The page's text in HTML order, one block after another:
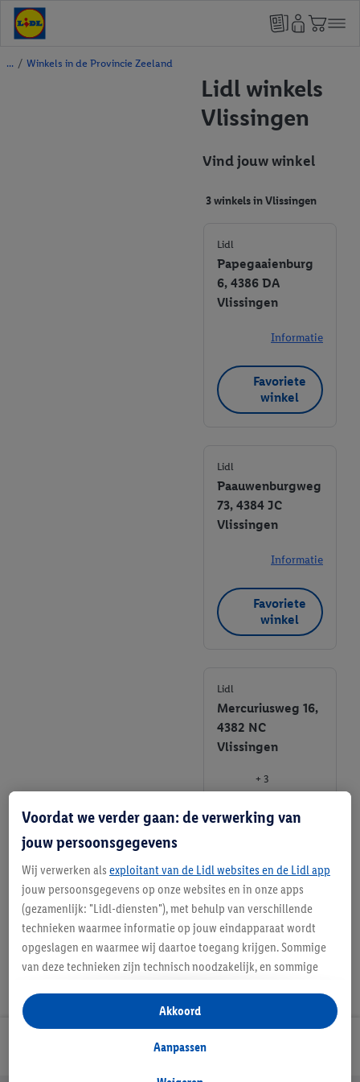
/ Winkels in de Provincie Zeeland
Lidl winkels
Vlissingen
Vind jouw winkel
3 winkels in Vlissingen
Lidl
Papegaaienburg
6, 4386 DA
Vlissingen
Informatie
Favoriete
winkel
Lidl
Paauwenburgweg
73, 4384 JC
Vlissingen
Informatie
Favoriete
winkel
Lidl
Mercuriusweg 16,
4382 NC
Vlissingen
+ 3
winkel
Lidl Nieuwsbrief
Voordat we verder gaan: de verwerking van
jouw persoonsgegevens
Wij verwerken als exploitant van de Lidl websites en de Lidl app
jouw persoonsgegevens op onze websites en in onze apps
(gezamenlijk: "Lidl-diensten"), met behulp van verschillende
technieken waarmee informatie op jouw eindapparaat wordt
opgeslagen en waarmee wij daartoe toegang krijgen. Sommige
van deze technieken zijn technisch noodzakelijk, en sommige
opslaan van voorkeursinstellingen, het verzamelen en
analyseren van statistieken of voor het tonen van
gepersonaliseerde reclame binnen en buiten de Lidl-diensten.
Aanpassen
Akkoord